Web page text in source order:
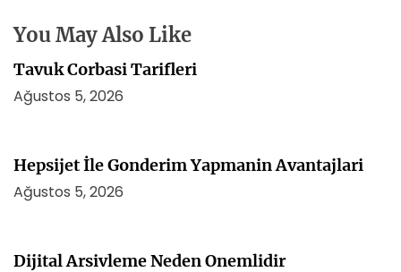
s
i
You May Also Like
Tavuk Corbasi Tarifleri
Ağustos 5, 2026
Hepsijet İle Gonderim Yapmanin Avantajlari
Ağustos 5, 2026
Dijital Arsivleme Neden Onemlidir